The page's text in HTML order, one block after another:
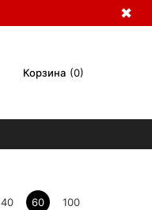
✖
Корзина 0
40 60 100